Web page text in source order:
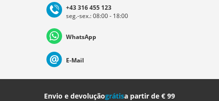
Deutschland Österreich
Nederland Italia (Italiano) Italien (Deutsch)
+43 316 455 123
seg.-sex.: 08:00 - 18:00
WhatsApp
E-Mail
Envio e devoluçãográtisa partir de € 99